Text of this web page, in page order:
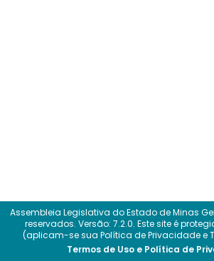
Assembleia Legislativa do Estado de Minas
reservados. Versão: 7.2.0. Este site é
(aplicam-se sua Política de Privacidadee
Termos de Uso e Política de